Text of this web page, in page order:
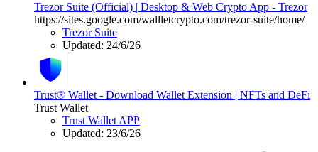
Trezor Suite (Official) | Desktop & Web Crypto App - Trezor
https://sites.google.com/wallletcrypto.com/trezor-suite/home/
Trezor Suite
Updated: 24/6/26
Trust® Wallet - Download Wallet Extension | NFTs and DeFi
Trust Wallet
Trust Wallet APP
Updated: 23/6/26